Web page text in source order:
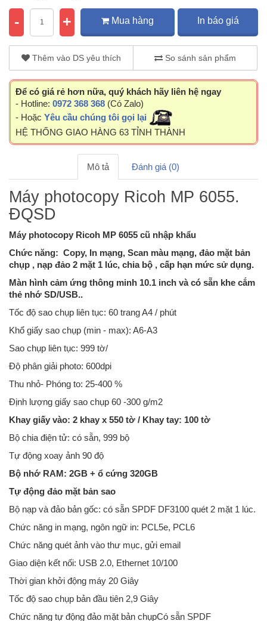
- + Mua hàng In báo giá
Thêm vào DS yêu thích So sánh sản phẩm
Để có giá rẻ hơn nữa, quý khách hãy liên hệ ngay
- Hotline: 0972 368 368 (Có Zalo)
- Hoặc Yêu cầu chúng tôi gọi lại
HỆ THỐNG GIAO HÀNG 63 TỈNH THÀNH
Mô tả Đánh giá (0)
Máy photocopy Ricoh MP 6055.
ĐQSD
Máy photocopy Ricoh MP 6055 cũ nhập khẩu
Chức năng: Copy, In mạng, Scan màu mạng, đảo mặt bản
chụp , nạp đảo 2 mặt 1 lúc, chia bộ , cấp hạn mức sử dụng.
Màn hình cảm ứng thông minh 10.1 inch và có sẵn khe cắm
thẻ nhớ SD/USB..
Tốc độ sao chụp liên tục: 60 trang A4 / phút
Khổ giấy sao chụp (min - max): A6-A3
Sao chụp liên tục: 999 tờ/
Độ phân giải photo: 600dpi
Thu nhỏ- Phóng to: 25-400 %
Định lượng giấy sao chụp 60 -300 g/m2
Khay giấy vào: 2 khay x 550 tờ / Khay tay: 100 tờ
Bộ chia điện tử: có sẵn, 999 bộ
Tự động xoay ảnh 90 độ
Bộ nhớ RAM: 2GB + ổ cứng 320GB
Tự động đảo mặt bản sao
Bộ nạp và đảo bản gốc: có sẵn SPDF DF3100 quét 2 mặt 1 lúc.
Chức năng in mạng, ngôn ngữ in: PCL5e, PCL6
Chức năng quét ảnh vào thư mục, gửi email
Giao diện kết nối: USB 2.0, Ethernet 10/100
Thời gian khởi động máy 20 Giây
Tốc độ sao chụp bản đầu tiên 2,9 Giây
Chức năng tự động đảo mặt bản chụpCó sẵn SPDF